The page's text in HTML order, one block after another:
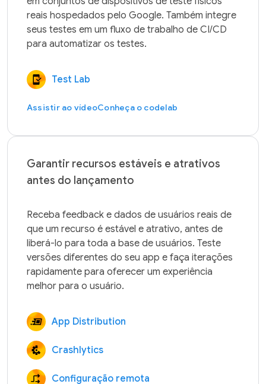
reais hospedados pelo Google. Também integre
seus testes em um fluxo de trabalho de CI/CD
Test Lab
Assistir ao vídeoConheça o codelab
Garantir recursos estáveis e atrativos
antes do lançamento
Receba feedback e dados de usuários reais de
que um recurso é estável e atrativo, antes de
liberá-lo para toda a base de usuários. Teste
versões diferentes do seu app e faça iterações
rapidamente para oferecer um experiência
App Distribution
Crashlytics
Configuração remota